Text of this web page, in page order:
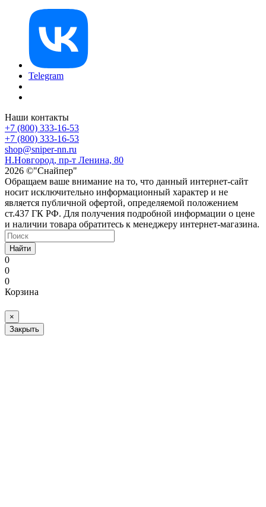
Telegram
Наши контакты
+7 (800) 333-16-53
+7 (800) 333-16-53
shop@sniper-nn.ru
Н.Новгород, пр-т Ленина, 80
2026 ©"Снайпер"
Обращаем ваше внимание на то, что данный интернет-сайт
носит исключительно информационный характер и не
является публичной офертой, определяемой положением
ст.437 ГК РФ. Для получения подробной информации о цене
и наличии товара обратитесь к менеджеру интернет-магазина.
Найти
0
0
0
Корзина
×
Закрыть